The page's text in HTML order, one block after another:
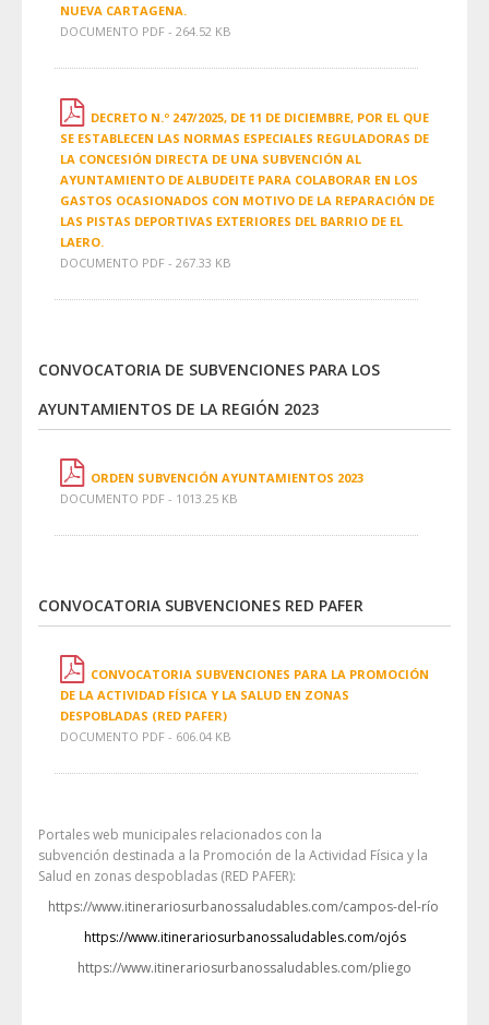
NUEVA CARTAGENA.
DOCUMENTO PDF - 264.52 KB
DECRETO N.º 247/2025, DE 11 DE DICIEMBRE, POR EL QUE
SE ESTABLECEN LAS NORMAS ESPECIALES REGULADORAS DE
LA CONCESIÓN DIRECTA DE UNA SUBVENCIÓN AL
AYUNTAMIENTO DE ALBUDEITE PARA COLABORAR EN LOS
GASTOS OCASIONADOS CON MOTIVO DE LA REPARACIÓN DE
LAS PISTAS DEPORTIVAS EXTERIORES DEL BARRIO DE EL
LAERO.
DOCUMENTO PDF - 267.33 KB
CONVOCATORIA DE SUBVENCIONES PARA LOS
AYUNTAMIENTOS DE LA REGIÓN 2023
ORDEN SUBVENCIÓN AYUNTAMIENTOS 2023
DOCUMENTO PDF - 1013.25 KB
CONVOCATORIA SUBVENCIONES RED PAFER
CONVOCATORIA SUBVENCIONES PARA LA PROMOCIÓN
DE LA ACTIVIDAD FÍSICA Y LA SALUD EN ZONAS
DESPOBLADAS (RED PAFER)
DOCUMENTO PDF - 606.04 KB
Portales web municipales relacionados con la
subvención destinada a la Promoción de la Actividad Física y la
Salud en zonas despobladas (RED PAFER):
https://www.itinerariosurbanossaludables.com/campos-del-río
https://www.itinerariosurbanossaludables.com/ojós
https://www.itinerariosurbanossaludables.com/pliego